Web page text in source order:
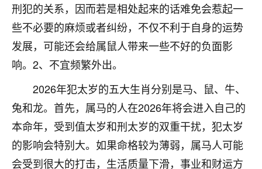
刑犯的关系，因而若是相处起来的话难免会惹起一
些不必要的麻烦或者纠纷，不仅不利于自身的运势
发展，可能还会给属鼠人带来一些不好的负面影
响。2、不宜频繁外出。
2026年犯太岁的五大生肖分别是马、鼠、牛、
兔和龙。首先，属马的人在2026年将会进入自己的
本命年，受到值太岁和刑太岁的双重干扰，犯太岁
的影响会特别大。如果命格较为薄弱，属马人可能
会受到很大的打击，生活质量下滑，事业和财运方
金白水清
我也想找老师看看，有没有人给个联系方式的啊？
鹿森：慧来老师微信：gjsy0624
1天前 来自江西 12
青春168
我也想要，我也想要！
2天前 来自山西 15